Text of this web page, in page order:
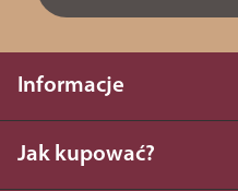
Informacje
Jak kupować?